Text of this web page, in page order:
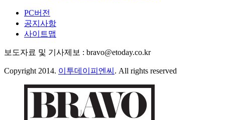
PC버전
공지사항
사이트맵
보도자료 및 기사제보 : bravo@etoday.co.kr
Copyright 2014. 이투데이피엔씨 . All rights reserved